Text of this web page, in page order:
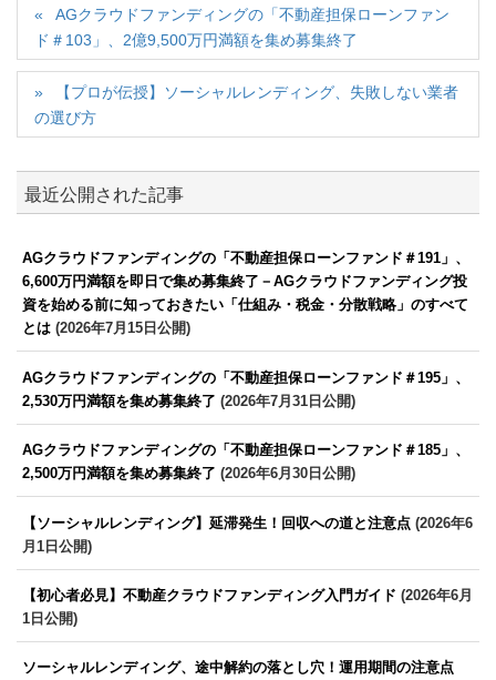
AGクラウドファンディングの「不動産担保ローンファン
ド＃103」、2億9,500万円満額を集め募集終了
【プロが伝授】ソーシャルレンディング、失敗しない業者
の選び方
最近公開された記事
AGクラウドファンディングの「不動産担保ローンファンド＃191」、
6,600万円満額を即日で集め募集終了－AGクラウドファンディング投
資を始める前に知っておきたい「仕組み・税金・分散戦略」のすべて
とは (2026年7月15日公開)
AGクラウドファンディングの「不動産担保ローンファンド＃195」、
2,530万円満額を集め募集終了 (2026年7月31日公開)
AGクラウドファンディングの「不動産担保ローンファンド＃185」、
2,500万円満額を集め募集終了 (2026年6月30日公開)
【ソーシャルレンディング】延滞発生！回収への道と注意点 (2026年6
月1日公開)
【初心者必見】不動産クラウドファンディング入門ガイド (2026年6月
1日公開)
ソーシャルレンディング、途中解約の落とし穴！運用期間の注意点